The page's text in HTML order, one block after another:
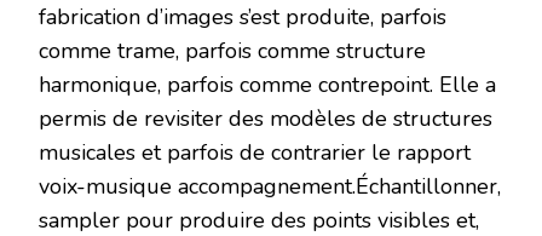
fabrication d’images s’est produite, parfois
comme trame, parfois comme structure
harmonique, parfois comme contrepoint. Elle a
permis de revisiter des modèles de structures
musicales et parfois de contrarier le rapport
voix-musique accompagnement.Échantillonner,
sampler pour produire des points visibles et,